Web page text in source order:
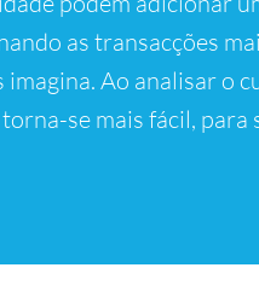
as transacções
imagina. Ao analisar o
se mais fácil,